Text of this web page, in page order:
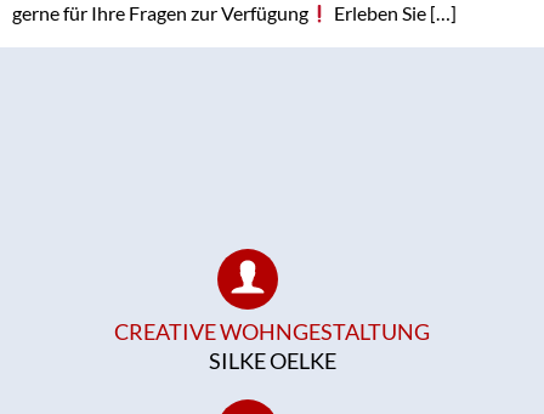
gerne für Ihre Fragen zur Verfügung
Erleben Sie […]
CREATIVE WOHNGESTALTUNG
SILKE OELKE